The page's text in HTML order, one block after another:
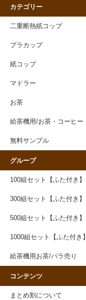
カテゴリー
二重断熱紙コップ
プラカップ
紙コップ
マドラー
お茶
給茶機用/お茶・コーヒー
無料サンプル
グループ
100組セット【ふた付き】
300組セット【ふた付き】
500組セット【ふた付き】
1000組セット【ふた付き】
給茶機用お茶/バラ売り
コンテンツ
まとめ割について